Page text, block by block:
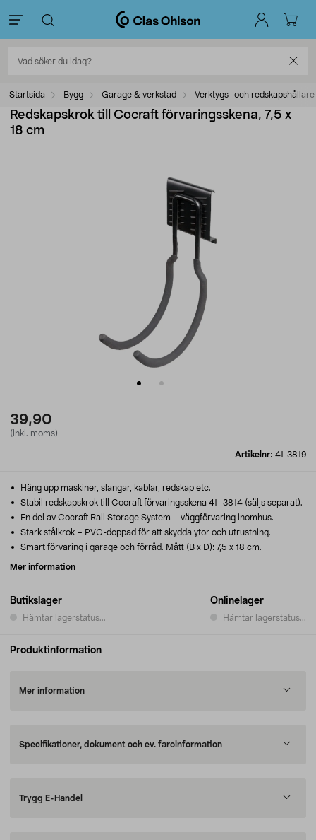
Startsida Bygg Garage & verkstad Verktygs- och redskapshållare
Redskapskrok till Cocraft förvaringsskena, 7,5 x
18 cm
39,90
(inkl. moms)
Artikelnr: 41-3819
Butikslager
Hämtar lagerstatus...
Onlinelager
Hämtar lagerstatus...
Häng upp maskiner, slangar, kablar, redskap etc.
Stabil redskapskrok till Cocraft förvaringsskena 41–3814 (säljs separat).
En del av Cocraft Rail Storage System – väggförvaring inomhus.
Stark stålkrok – PVC-doppad för att skydda ytor och utrustning.
Smart förvaring i garage och förråd. Mått (B x D): 7,5 x 18 cm.
Mer information
Produktinformation
Mer information
Specifikationer, dokument och ev. faroinformation
Trygg E-Handel